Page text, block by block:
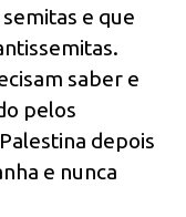
e que
saber e
pelos
depois
e nunca